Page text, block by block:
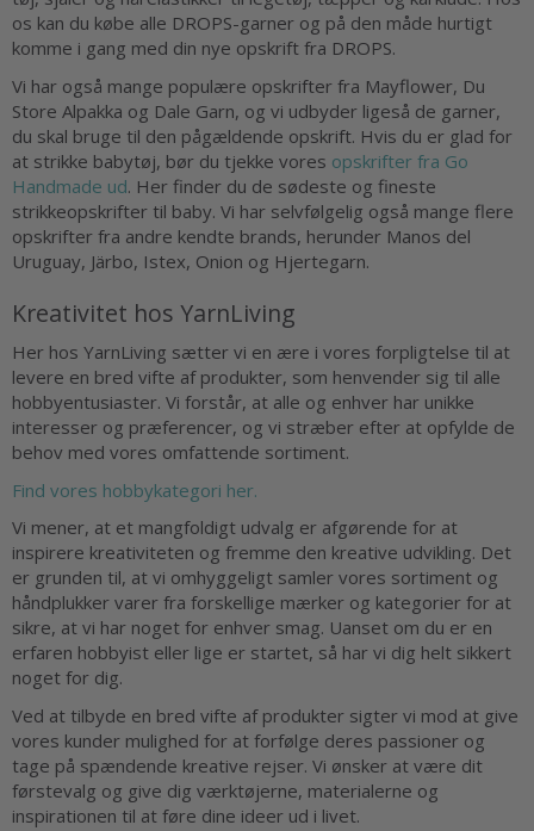
os kan du købe alle DROPS-garner og på den måde hurtigt
komme i gang med din nye opskrift fra DROPS.
Vi har også mange populære opskrifter fra Mayflower, Du
Store Alpakka og Dale Garn, og vi udbyder ligeså de garner,
du skal bruge til den pågældende opskrift. Hvis du er glad for
at strikke babytøj, bør du tjekke vores opskrifter fra Go
Handmade ud. Her finder du de sødeste og fineste
strikkeopskrifter til baby. Vi har selvfølgelig også mange flere
opskrifter fra andre kendte brands, herunder Manos del
Uruguay, Järbo, Istex, Onion og Hjertegarn.
Kreativitet hos YarnLiving
Her hos YarnLiving sætter vi en ære i vores forpligtelse til at
levere en bred vifte af produkter, som henvender sig til alle
hobbyentusiaster. Vi forstår, at alle og enhver har unikke
interesser og præferencer, og vi stræber efter at opfylde de
behov med vores omfattende sortiment.
Find vores hobbykategori her.
Vi mener, at et mangfoldigt udvalg er afgørende for at
inspirere kreativiteten og fremme den kreative udvikling. Det
er grunden til, at vi omhyggeligt samler vores sortiment og
håndplukker varer fra forskellige mærker og kategorier for at
sikre, at vi har noget for enhver smag. Uanset om du er en
erfaren hobbyist eller lige er startet, så har vi dig helt sikkert
noget for dig.
Ved at tilbyde en bred vifte af produkter sigter vi mod at give
vores kunder mulighed for at forfølge deres passioner og
tage på spændende kreative rejser. Vi ønsker at være dit
førstevalg og give dig værktøjerne, materialerne og
inspirationen til at føre dine ideer ud i livet.